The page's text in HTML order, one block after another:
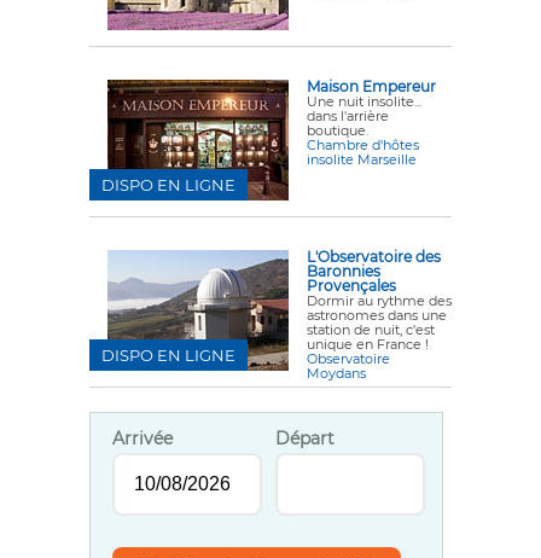
Maison Empereur
Une nuit insolite...
dans l'arrière
boutique.
Chambre d'hôtes
insolite Marseille
DISPO EN LIGNE
L'Observatoire des
Baronnies
Provençales
Dormir au rythme des
astronomes dans une
station de nuit, c'est
unique en France !
Observatoire
Moydans
DISPO EN LIGNE
Arrivée Départ